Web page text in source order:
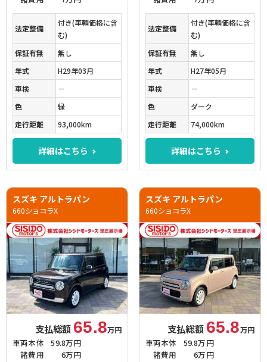
法定整備
付き(車輌価格に含
む)
保証有無
無し
年式
H29年03月
車検
－
色
緑
走行距離
93,000km
詳細はこちら
法定整備
付き(車輌価格に含
む)
保証有無
無し
年式
H27年05月
車検
－
色
ダーク
走行距離
74,000km
詳細はこちら
スズキ アルトラパン
660ショコラX
支払総額 65.8万円
車両本体
59.8万円
諸費用
6万円
スズキ アルトラパン
660ショコラX
支払総額 65.8万円
車両本体
59.8万円
諸費用
6万円